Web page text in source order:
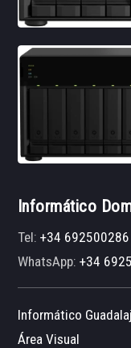
Informático
Tel:+34 692500286
WhatsApp:+34
Informático
Área Visual